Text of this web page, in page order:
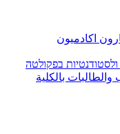
اكادميون
ולסטודנטיות בפקולטה
بالكلية